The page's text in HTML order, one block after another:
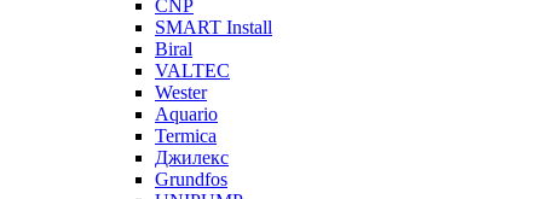
CNP
SMART Install
Biral
VALTEC
Wester
Aquario
Termica
Джилекс
Grundfos